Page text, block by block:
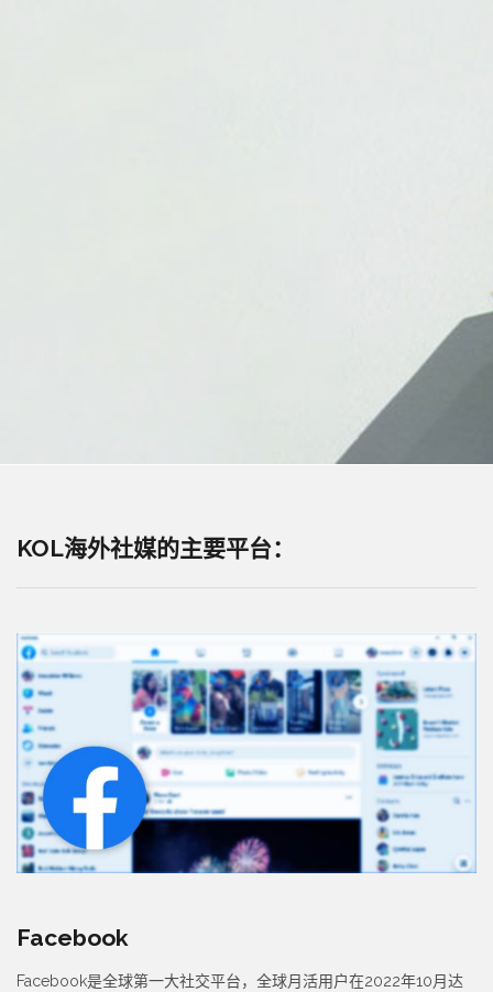
KOL海外社媒的主要平台：
Facebook
Facebook是全球第一大社交平台，全球月活用户在2022年10月达